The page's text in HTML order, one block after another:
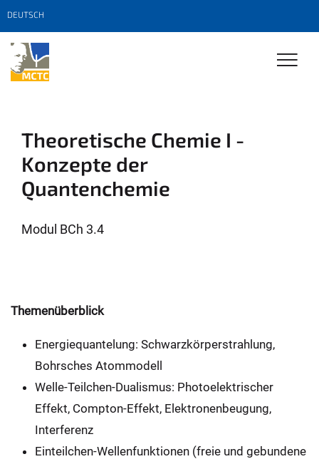
DEUTSCH
Theoretische Chemie I -
Konzepte der
Quantenchemie
Modul BCh 3.4
Themenüberblick
Energiequantelung: Schwarzkörperstrahlung,
Bohrsches Atommodell
Welle-Teilchen-Dualismus: Photoelektrischer
Effekt, Compton-Effekt, Elektronenbeugung,
Interferenz
Einteilchen-Wellenfunktionen (freie und gebundene